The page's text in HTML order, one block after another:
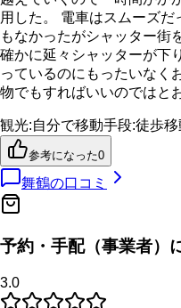
用した。 電車はスムーズだ
もなかったがシャッター街
確かに延々シャッターが
っているのにもったいなく
物でもすればいいのではと
観光:自分で移動手段:徒歩移
参考になった0
舞鶴の口コミ
予約・手配（事業者）
3.0